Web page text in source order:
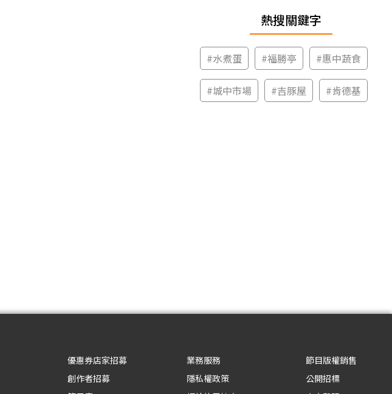
熱搜關鍵字
#水煮蛋 #福勝亭 #惠中蔬食
#城中市場 #吉豚屋 #肯德基
優惠券店家招募
創作者招募
業務服務
隱私權政策
節目版權銷售
公開招標